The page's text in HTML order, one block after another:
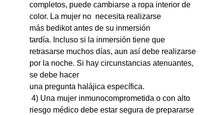
completos, puede cambiarse a ropa interior de
color. La mujer no necesita realizarse
más bedikot antes de su inmersión
tardía. Incluso si la inmersión tiene que
retrasarse muchos días, aun así debe realizarse
por la noche. Si hay circunstancias atenuantes,
se debe hacer
una pregunta halájica específica.
4) Una mujer inmunocomprometida o con alto
riesgo médico debe estar segura de prepararse